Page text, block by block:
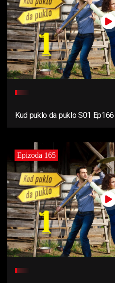
Kud puklo da puklo S01 Ep166
Epizoda 165